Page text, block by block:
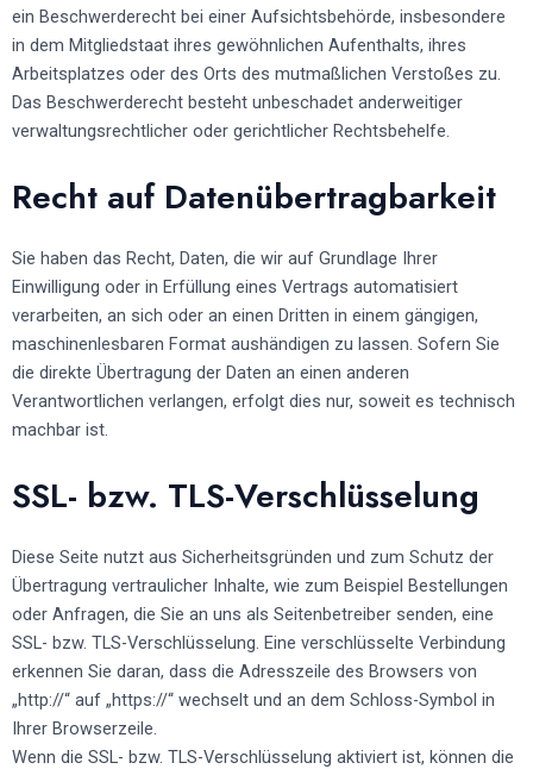
ein Beschwerderecht bei einer Aufsichtsbehörde, insbesondere
in dem Mitgliedstaat ihres gewöhnlichen Aufenthalts, ihres
Arbeitsplatzes oder des Orts des mutmaßlichen Verstoßes zu.
Das Beschwerderecht besteht unbeschadet anderweitiger
verwaltungsrechtlicher oder gerichtlicher Rechtsbehelfe.
Recht auf Daten­übertrag­barkeit
Sie haben das Recht, Daten, die wir auf Grundlage Ihrer
Einwilligung oder in Erfüllung eines Vertrags automatisiert
verarbeiten, an sich oder an einen Dritten in einem gängigen,
maschinenlesbaren Format aushändigen zu lassen. Sofern Sie
die direkte Übertragung der Daten an einen anderen
Verantwortlichen verlangen, erfolgt dies nur, soweit es technisch
machbar ist.
SSL- bzw. TLS-Verschlüsselung
Diese Seite nutzt aus Sicherheitsgründen und zum Schutz der
Übertragung vertraulicher Inhalte, wie zum Beispiel Bestellungen
oder Anfragen, die Sie an uns als Seitenbetreiber senden, eine
SSL- bzw. TLS-Verschlüsselung. Eine verschlüsselte Verbindung
erkennen Sie daran, dass die Adresszeile des Browsers von
„http://“ auf „https://“ wechselt und an dem Schloss-Symbol in
Ihrer Browserzeile.
Wenn die SSL- bzw. TLS-Verschlüsselung aktiviert ist, können die